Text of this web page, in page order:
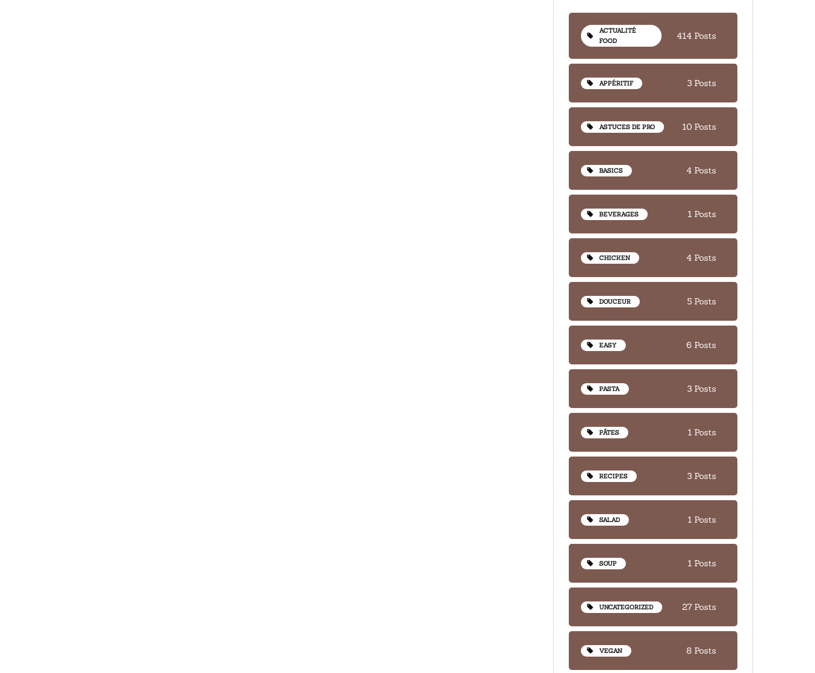
ACTUALITÉ
FOOD
414 Posts
APPÉRITIF 3 Posts
ASTUCES DE PRO 10 Posts
BASICS 4 Posts
BEVERAGES 1 Posts
CHICKEN 4 Posts
DOUCEUR 5 Posts
EASY 6 Posts
PASTA 3 Posts
PÂTES 1 Posts
RECIPES 3 Posts
SALAD 1 Posts
SOUP 1 Posts
UNCATEGORIZED 27 Posts
VEGAN 8 Posts